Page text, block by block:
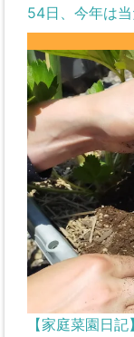
54日、今年は
【家庭菜園日